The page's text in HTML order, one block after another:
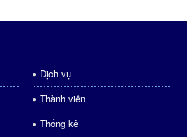
Dịch vụ
Thành viên
Thống kê